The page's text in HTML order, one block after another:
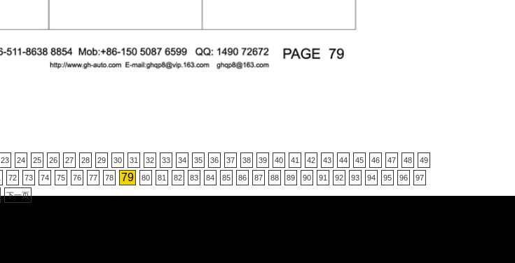
23 24 25 26 27 28 29 30 31 32 33 34 35 36 37 38 39 40 41 42 43 44 45 46 47 48 49
72 73 74 75 76 77 78 79 80 81 82 83 84 85 86 87 88 89 90 91 92 93 94 95 96 97
下一页